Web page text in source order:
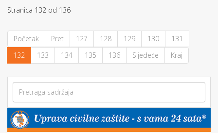
Stranica 132 od 136
Početak Pret 127 128 129 130
131
132
133 134 135 136 Sljedeće Kraj